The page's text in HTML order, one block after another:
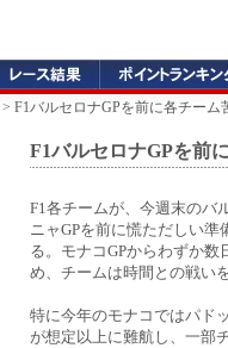
> F1バルセロナGPを前に各チー
F1バルセロナGPを前
F1各チームが、今週末のバ
ニャGPを前に慌ただしい準
る。モナコGPからわずか数
め、チームは時間との戦い
特に今年のモナコではパド
が想定以上に難航し、一部